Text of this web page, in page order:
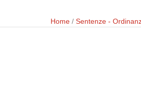
Home / Sentenze -